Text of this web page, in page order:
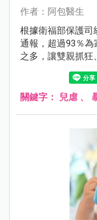
作者：阿包醫生
根據衛福部保護司
通報，超過93％
之多，讓雙親抓狂
不睡覺等事。
關鍵字： 兒虐 、